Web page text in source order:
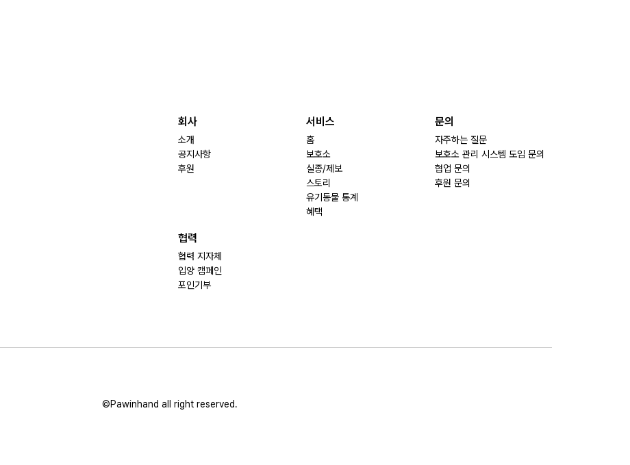
회사
소개
공지사항
후원
서비스
홈
보호소
실종/제보
스토리
유기동물 통계
혜택
문의
자주하는 질문
보호소 관리 시스템 도입 문의
협업 문의
후원 문의
협력
협력 지자체
입양 캠페인
포인기부
©Pawinhand all right reserved.